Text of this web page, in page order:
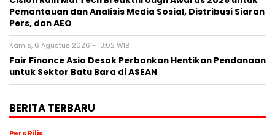
Pemantauan dan Analisis Media Sosial, Distribusi Siaran
Pers, dan AEO
Kamis, 6 Agustus 2026 - 13:02 WIB
Fair Finance Asia Desak Perbankan Hentikan Pendanaan
untuk Sektor Batu Bara di ASEAN
BERITA TERBARU
Pers Rilis